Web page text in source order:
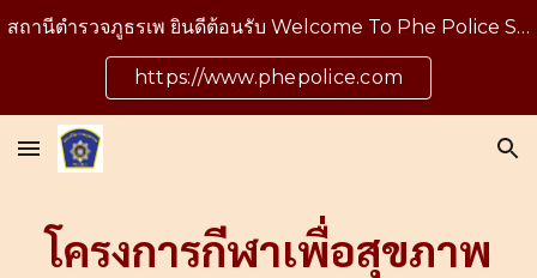
Skip to main content
สถานีตำรวจภูธรเพ ยินดีต้อนรับ Welcome To Phe Police Station
https://www.phepolice.com
โครงการกีฬาเพื่อสุขภาพ